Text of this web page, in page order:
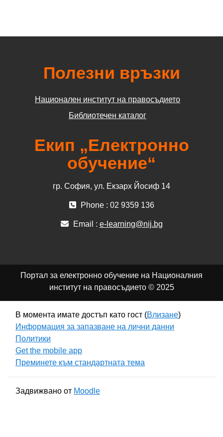
Полезни връзки
Национален институт на правосъдието
Библиотечен каталог
Екип „Електронно
обучение“
гр. София, ул. Екзарх Йосиф 14
Phone : 02 9359 136
Email : e-learning@nij.bg
Портал за електронно обучение на Националния
институт на правосъдието © 2025
В момента имате достъп като гост (Влизане)
Информация за запазване на лични данни
Политики
Get the mobile app
Преминете към стандартната тема
Задвижвано от Moodle